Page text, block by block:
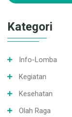
Kategori
Info-Lomba
Kegiatan
Kesehatan
Olah Raga